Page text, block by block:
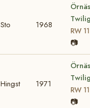
Sto 1968
Örnäs
RW 11
📷
Hingst 1971
Örnäs
RW 11
📷